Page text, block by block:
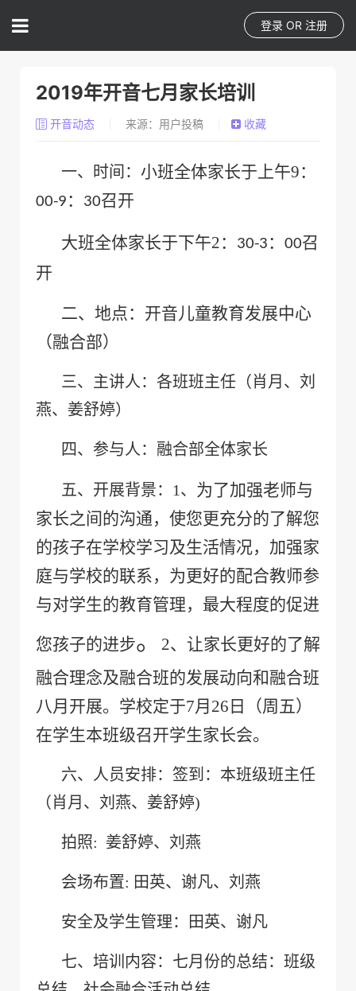
登录 OR 注册
2019年开音七月家长培训
开音动态 来源：用户投稿 收藏
一、时间： 小班全体家长于上午9：
00-9： 30召开
大班全体家长于下午2： 30-3： 00召
开
二、地点：开音儿童教育发展中心
（融合部）
三、主讲人：各班班主任（肖月、刘
燕、姜舒婷）
四、参与人：融合部全体家长
五、开展背景： 1、 为了加强老师与
家长之间的沟通，使您更充分的了解您
的孩子在学校学习及生活情况，加强家
庭与学校的联系， 为更好的配合教师参
与对学生的教育管理， 最大程度的促进
您孩子的进步。 2、让家长更好的了解
融合理念及融合班的发展动向和融合班
八月开展。 学校定于7月 26 日（周五）
在学生本班级召开学生家长会。
六、人员安排：签到：本班级班主任
（肖月、刘燕、姜舒婷)
拍照: 姜舒婷、刘燕
会场布置: 田英、谢凡、刘燕
安全及学生管理：田英、谢凡
七、 培训内容：七月份的总结：班级